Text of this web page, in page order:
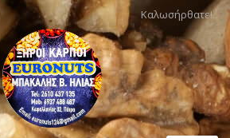
Καλωσήρθατε!